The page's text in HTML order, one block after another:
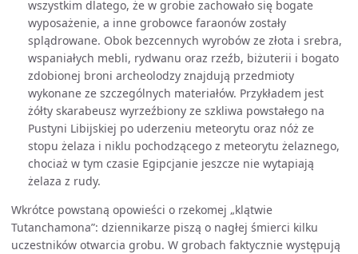
wszystkim dlatego, że w grobie zachowało się bogate
wyposażenie, a inne grobowce faraonów zostały
splądrowane. Obok bezcennych wyrobów ze złota i srebra,
wspaniałych mebli, rydwanu oraz rzeźb, biżuterii i bogato
zdobionej broni archeolodzy znajdują przedmioty
wykonane ze szczególnych materiałów. Przykładem jest
żółty skarabeusz wyrzeźbiony ze szkliwa powstałego na
Pustyni Libijskiej po uderzeniu meteorytu oraz nóż ze
stopu żelaza i niklu pochodzącego z meteorytu żelaznego,
chociaż w tym czasie Egipcjanie jeszcze nie wytapiają
żelaza z rudy.
Wkrótce powstaną opowieści o rzekomej „klątwie
Tutanchamona”: dziennikarze piszą o nagłej śmierci kilku
uczestników otwarcia grobu. W grobach faktycznie występują